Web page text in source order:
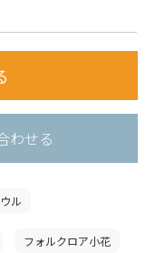
わせる
ル
フォルクロア小花